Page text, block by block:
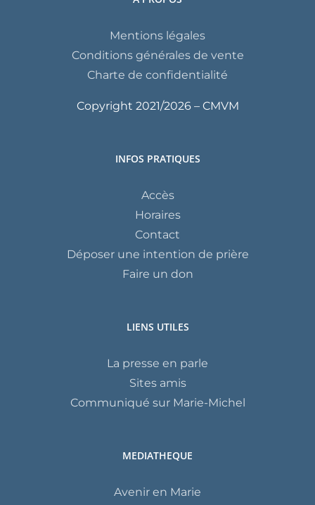
Mentions légales
Conditions générales de vente
Charte de confidentialité
Copyright 2021/2026 – CMVM
INFOS PRATIQUES
Accès
Horaires
Contact
Déposer une intention de prière
Faire un don
LIENS UTILES
La presse en parle
Sites amis
Communiqué sur Marie-Michel
MEDIATHEQUE
Avenir en Marie